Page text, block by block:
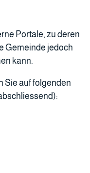
Portale, zu deren
Gemeinde jedoch
kann.
Sie auf folgenden